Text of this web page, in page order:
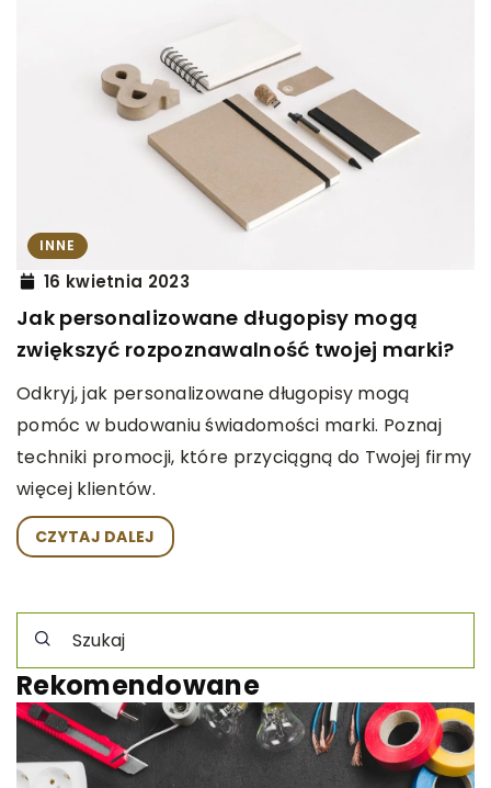
INNE
16 kwietnia 2023
Jak personalizowane długopisy mogą
zwiększyć rozpoznawalność twojej marki?
Odkryj, jak personalizowane długopisy mogą
pomóc w budowaniu świadomości marki. Poznaj
techniki promocji, które przyciągną do Twojej firmy
więcej klientów.
CZYTAJ DALEJ
Rekomendowane